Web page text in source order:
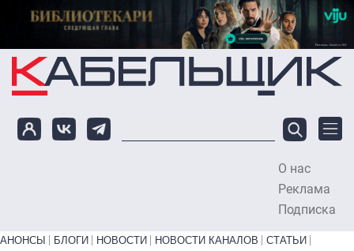
Перейти к основному содержанию
О нас
Реклама
Подписка
Primary links bottom
АНОНСЫ БЛОГИ НОВОСТИ НОВОСТИ КАНАЛОВ
СТАТЬИ